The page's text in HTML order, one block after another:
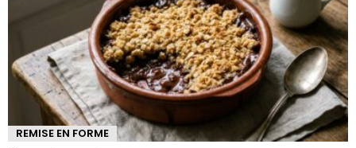
REMISE EN FORME